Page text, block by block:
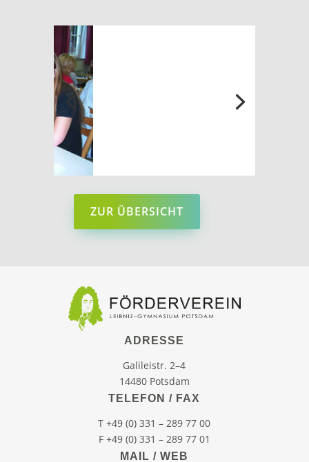
ZUR ÜBERSICHT
ADRESSE
Galileistr. 2–4
14480 Potsdam
TELEFON / FAX
T +49 (0) 331 – 289 77 00
F +49 (0) 331 – 289 77 01
MAIL / WEB